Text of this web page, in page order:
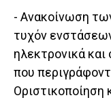
- Ανακοίνωση
τυχόν
ηλεκτρονικά
που
Οριστικοποίηση